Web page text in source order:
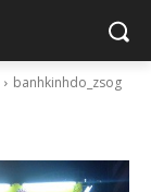
banhkinhdo_zsog